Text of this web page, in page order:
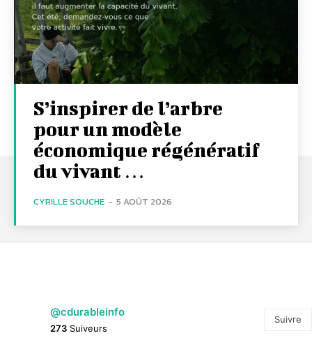
S’inspirer de l’arbre
pour un modèle
économique régénératif
du vivant …
CYRILLE SOUCHE - 5 AOÛT 2026
@cdurableinfo
273 Suiveurs
Suivre